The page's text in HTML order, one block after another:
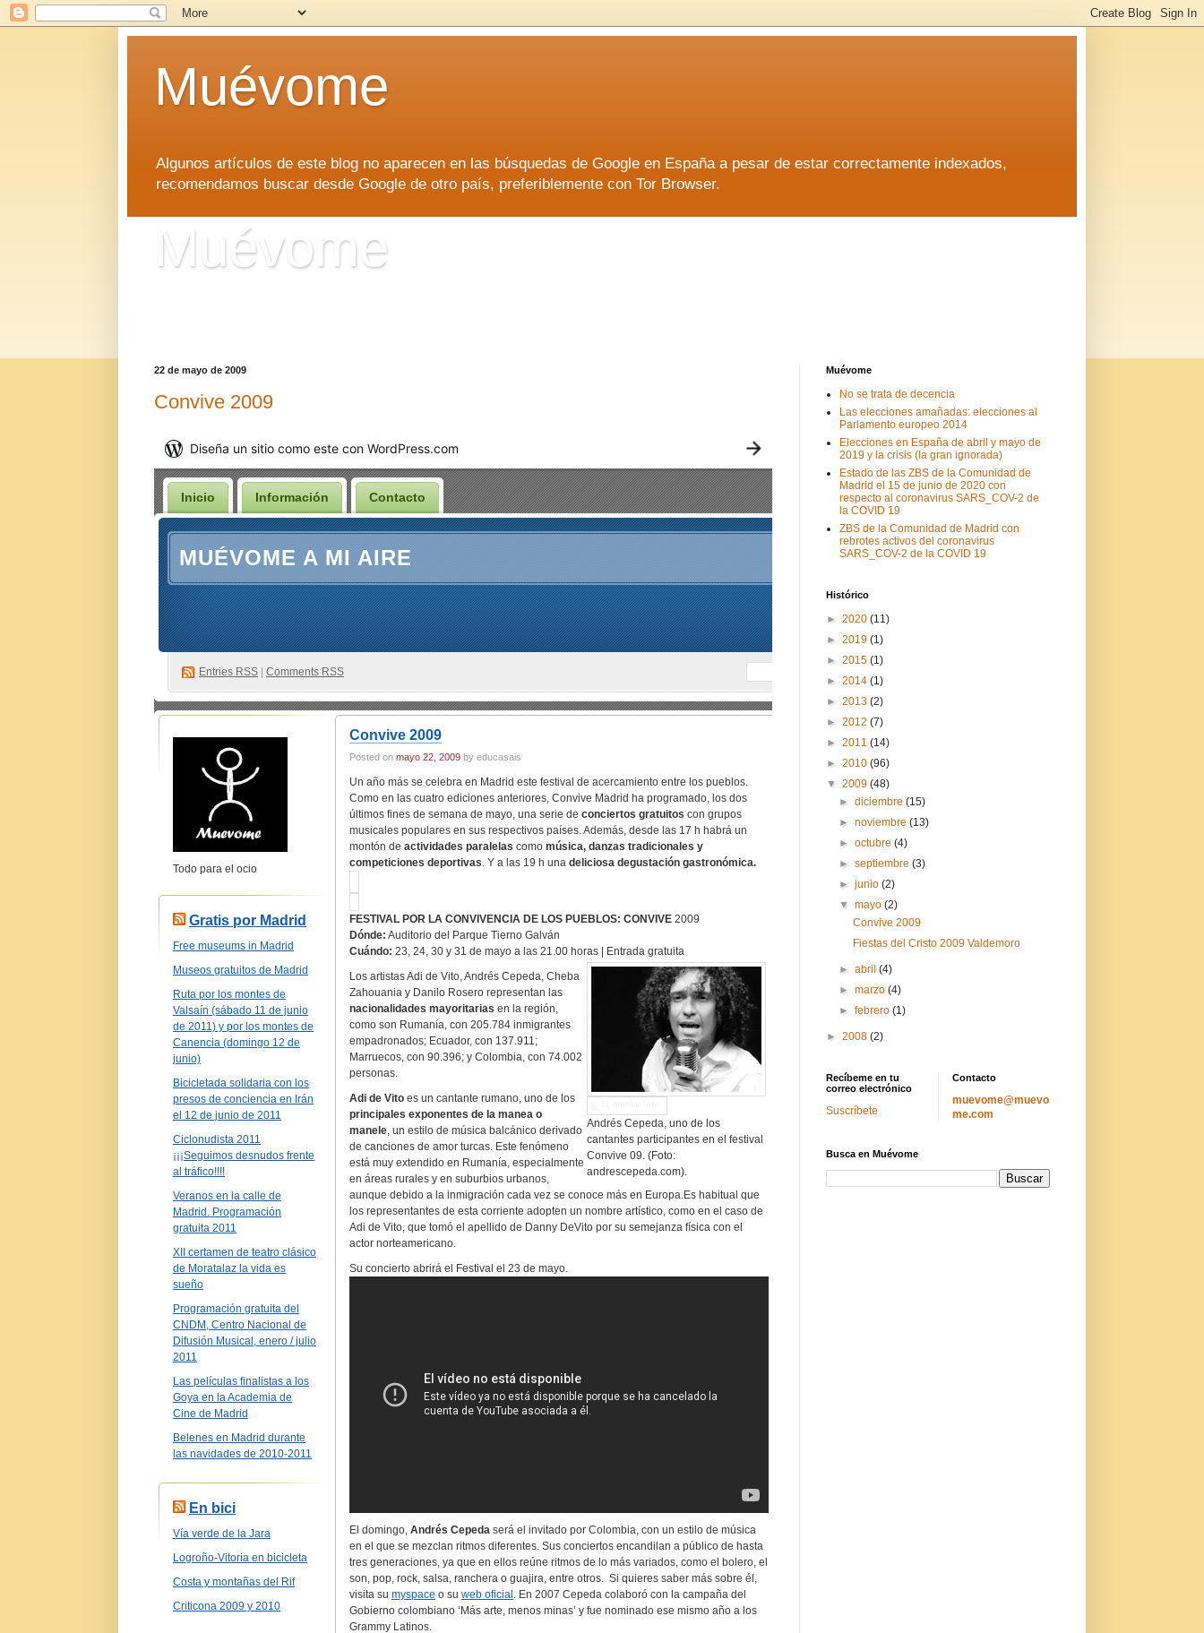
Muévome
Algunos artículos de este blog no aparecen en las búsquedas de Google en España a pesar de estar correctamente indexados,
recomendamos buscar desde Google de otro país, preferiblemente con Tor Browser.
Muévome
22 de mayo de 2009
Convive 2009
Muévome
No se trata de decencia
Las elecciones amañadas: elecciones al
Parlamento europeo 2014
Elecciones en España de abril y mayo de
2019 y la crisis (la gran ignorada)
Estado de las ZBS de la Comunidad de
Madrid el 15 de junio de 2020 con
respecto al coronavirus SARS_COV-2 de
la COVID 19
ZBS de la Comunidad de Madrid con
rebrotes activos del coronavirus
SARS_COV-2 de la COVID 19
Histórico
► 2020 (11)
► 2019 (1)
► 2015 (1)
► 2014 (1)
► 2013 (2)
► 2012 (7)
► 2011 (14)
► 2010 (96)
▼ 2009 (48)
►diciembre(15)
►noviembre(13)
►octubre(4)
►septiembre(3)
►junio(2)
▼mayo(2)
Convive 2009
Fiestas del Cristo 2009 Valdemoro
►abril(4)
►marzo(4)
►febrero(1)
► 2008 (2)
Recíbeme en tu
correo electrónico
Suscríbete
Contacto
muevome@muevo
me.com
Busca en Muévome